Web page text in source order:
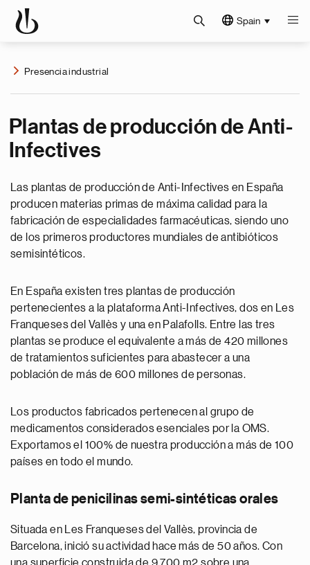
Spain
Presencia industrial
Plantas de producción de Anti-
Infectives
Las plantas de producción de Anti-Infectives en España
producen materias primas de máxima calidad para la
fabricación de especialidades farmacéuticas, siendo uno
de los primeros productores mundiales de antibióticos
semisintéticos.
En España existen tres plantas de producción
pertenecientes a la plataforma Anti-Infectives, dos en Les
Franqueses del Vallès y una en Palafolls. Entre las tres
plantas se produce el equivalente a más de 420 millones
de tratamientos suficientes para abastecer a una
población de más de 600 millones de personas.
Los productos fabricados pertenecen al grupo de
medicamentos considerados esenciales por la OMS.
Exportamos el 100% de nuestra producción a más de 100
países en todo el mundo.
Planta de penicilinas semi-sintéticas orales
Situada en Les Franqueses del Vallès, provincia de
Barcelona, inició su actividad hace más de 50 años. Con